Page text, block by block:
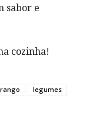
sabor e
cozinha!
legumes